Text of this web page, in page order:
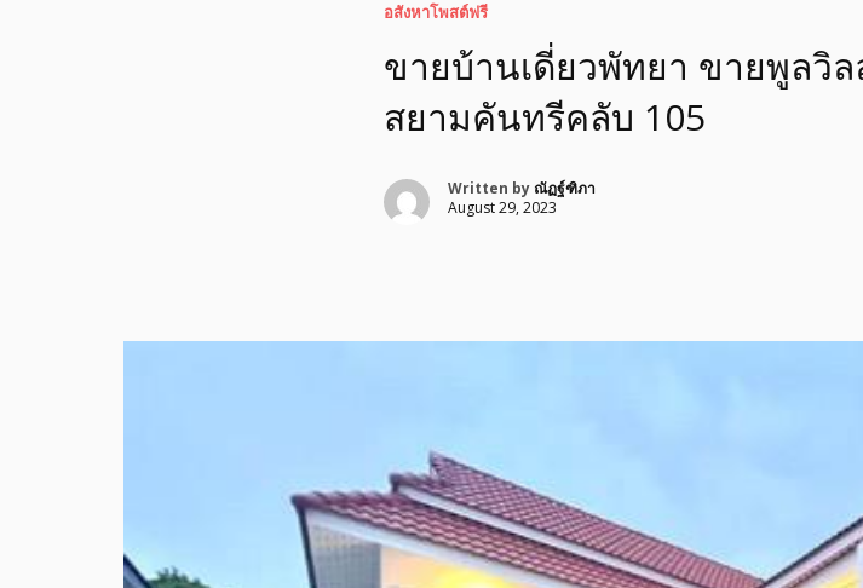
อสังหาโพสต์ฟรี
ขายบ้านเดี่ยวพัทยา ขายพูลวิ
สยามคันทรีคลับ 105
Written by ณัฏฐ์ฑิภา
August 29, 2023